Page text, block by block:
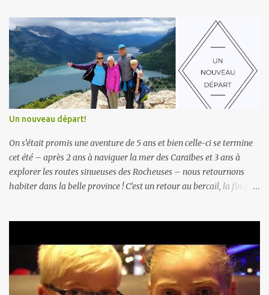
Un nouveau départ!
On s’était promis une aventure de 5 ans et bien celle-ci se termine
cet été – après 2 ans à naviguer la mer des Caraïbes et 3 ans à
explorer les routes sinueuses des Rocheuses – nous retournons
habiter dans la belle province ! C’est un retour au bercail, la fin d’un
loin de ses grands-parents, loin de son pays de naissance. Il a
maintenant le même âge que Camille quand nous sommes
revenus en bateau. Que nous sommes aussi 5 ans plus vieux, avec
quelques rides (2 ans au soleil, ça vieillit une peau) et cheveux